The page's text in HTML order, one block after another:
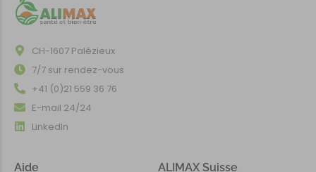
CH-1607 Palézieux
7/7 sur rendez-vous
+41 (0)21 559 36 76
E-mail 24/24
LinkedIn
Aide ALIMAX Suisse